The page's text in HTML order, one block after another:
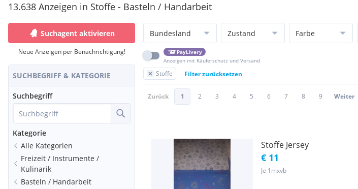
13.638 Anzeigen in Stoffe - Basteln / Handarbeit
Suchagent aktivieren
Neue Anzeigen per Benachrichtigung!
SUCHBEGRIFF & KATEGORIE
Suchbegriff
Kategorie
Alle Kategorien
Freizeit / Instrumente /
Kulinarik
Basteln / Handarbeit
Bundesland Zustand Farbe
PayLivery
Anzeigen mit Käuferschutz und Versand
Stoffe Filter zurücksetzen
Zurück 1 2 3 4 5 6 7 8 9 Weiter
Stoffe Jersey
€ 11
Je 1mxvb